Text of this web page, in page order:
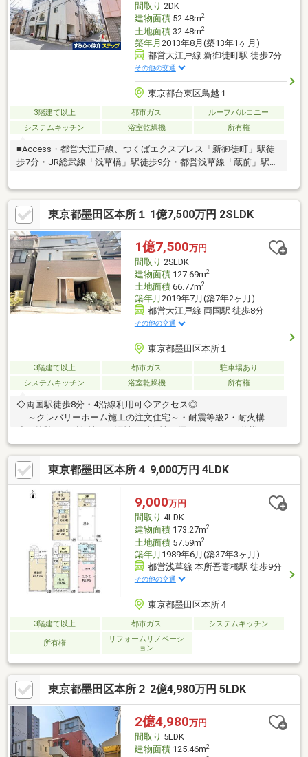
間取り 2DK
建物面積52.48m2
土地面積32.48m2
築年月 2013年8月(築13年1ヶ月)
都営大江戸線 新御徒町駅 徒歩7分
その他の交通
東京都台東区鳥越１
3階建て以上 都市ガス
ルーフバルコニー
システムキッチン
浴室乾燥機 所有権
■Access・都営大江戸線、つくばエクスプレス「新御徒町」駅徒
歩7分・JR総武線「浅草橋」駅徒歩9分・都営浅草線「蔵前」駅徒
線、京浜東北線「御徒町」駅徒歩15分・東京メトロ銀座線「末広
町」駅徒歩14分・JR山手線、京浜東北線、総武線「秋葉原」駅徒
歩16分■Point・7駅8路線路線利用可・土地面積：32.48㎡ ※ほか
に私道負担3.61㎡あり・建物面積：52.48㎡（1階11.02㎡、2，3階
各20.73㎡）・建物面積にビルトインガレージ8.93㎡含まず・木造
3階建・ルーフバルコニー・車庫1台可（車種による）・東側公道
約6.0ｍ、北側公道 約3.5ｍ
東京都墨田区本所１ 1億7,500万円 2SLDK
1億7,500万円
間取り 2SLDK
建物面積127.69m2
土地面積66.77m2
築年月 2019年7月(築7年2ヶ月)
都営大江戸線 両国駅 徒歩8分
その他の交通
東京都墨田区本所１
3階建て以上 都市ガス
駐車場あり
システムキッチン
浴室乾燥機 所有権
◇両国駅徒歩8分・4沿線利用可◇アクセス◎------------------------------
----～クレバリーホーム施工の注文住宅～・耐震等級2・耐火構
ンスペクション実施済み◇物件の特徴◇収納スペース充実でお家
が片付きます玄関に大型収納有トイレ・洗面2階と3階にあります
◆買い物に便利◆サミットストア徒歩4分24時まで営業で仕事帰
りに買い物ができます！◇学校が近い◇墨田区立外手小学校徒歩
6分墨田区立本所中学校徒歩11分■内見予約受付中■お気軽にお問
い合わせください(^^)⇒詳しい資料のご請求は【資料請求ボタン
(無料）】
東京都墨田区本所４ 9,000万円 4LDK
9,000万円
間取り 4LDK
建物面積173.27m2
土地面積57.59m2
築年月 1989年6月(築37年3ヶ月)
都営浅草線 本所吾妻橋駅 徒歩9分
その他の交通
東京都墨田区本所４
3階建て以上 都市ガス システムキッチン
所有権
リフォームリノベーシ
ョン
東京都墨田区本所２ 2億4,980万円 5LDK
2億4,980万円
間取り 5LDK
建物面積125.46m2